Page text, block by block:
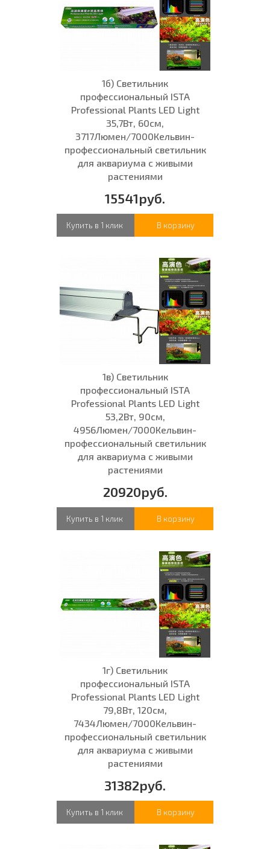
1б) Светильник
профессиональный ISTA
Professional Plants LED Light
35,7Вт, 60см,
3717Люмен/7000Кельвин-
профессиональный светильник
для аквариума с живыми
растениями
15541руб.
Купить в 1 клик В корзину
1в) Светильник
профессиональный ISTA
Professional Plants LED Light
53,2Вт, 90см,
4956Люмен/7000Кельвин-
профессиональный светильник
для аквариума с живыми
растениями
20920руб.
Купить в 1 клик В корзину
1г) Светильник
профессиональный ISTA
Professional Plants LED Light
79,8Вт, 120см,
7434Люмен/7000Кельвин-
профессиональный светильник
для аквариума с живыми
растениями
31382руб.
Купить в 1 клик В корзину